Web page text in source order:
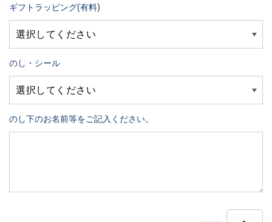
ギフトラッピング(有料)
のし・シール
のし下のお名前等をご記入ください。